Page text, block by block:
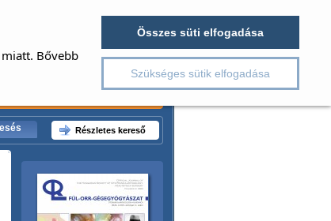
jelszó emlékeztető
Részletes kereső
Bővebb
Összes süti elfogadása
Szükséges sütik elfogadása